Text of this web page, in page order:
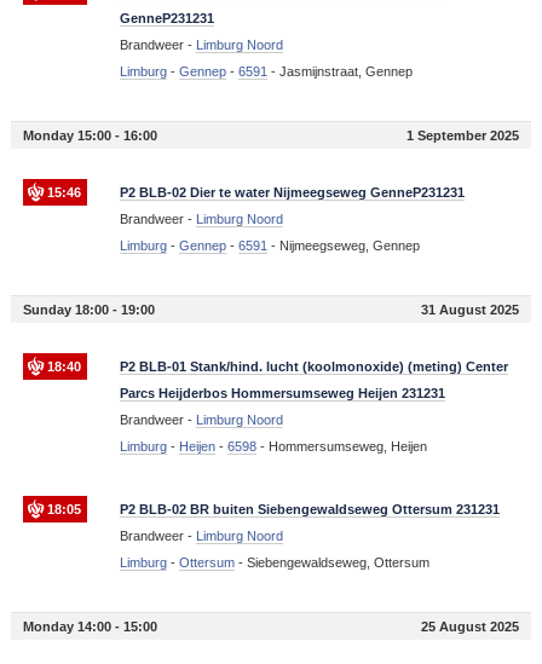
GenneP231231
Brandweer - Limburg Noord
Limburg- Gennep- 6591 - Jasmijnstraat, Gennep
Monday 15:00 - 16:00 1 September 2025
15:46
P2 BLB-02 Dier te water Nijmeegseweg GenneP231231
Brandweer - Limburg Noord
Limburg- Gennep- 6591 - Nijmeegseweg, Gennep
Sunday 18:00 - 19:00 31 August 2025
18:40
P2 BLB-01 Stank/hind. lucht (koolmonoxide) (meting) Center
Parcs Heijderbos Hommersumseweg Heijen 231231
Brandweer - Limburg Noord
Limburg- Heijen- 6598- Hommersumseweg, Heijen
18:05
P2 BLB-02 BR buiten Siebengewaldseweg Ottersum 231231
Brandweer - Limburg Noord
Limburg- Ottersum- Siebengewaldseweg, Ottersum
Monday 14:00 - 15:00 25 August 2025